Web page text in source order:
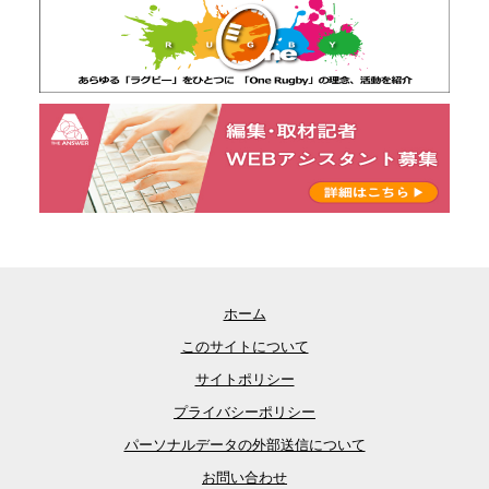
ホーム
このサイトについて
サイトポリシー
プライバシーポリシー
パーソナルデータの外部送信について
お問い合わせ